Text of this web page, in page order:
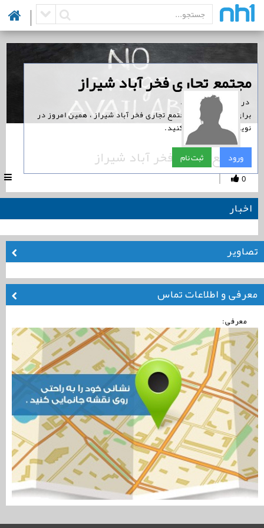
|
‏مجتمع تجاری فخر آباد شیراز
‏ در نوین همراه است.
برای پیگیری اخبار مجتمع تجاری فخر آباد شیراز ، همین امروز در
نوین همراه ثبت نام کنید.
ورود ثبت نام
مجتمع تجاری فخر آباد شیراز
0
|
اخبار
تصاویر
معرفی و اطلاعات تماس
معرفی: